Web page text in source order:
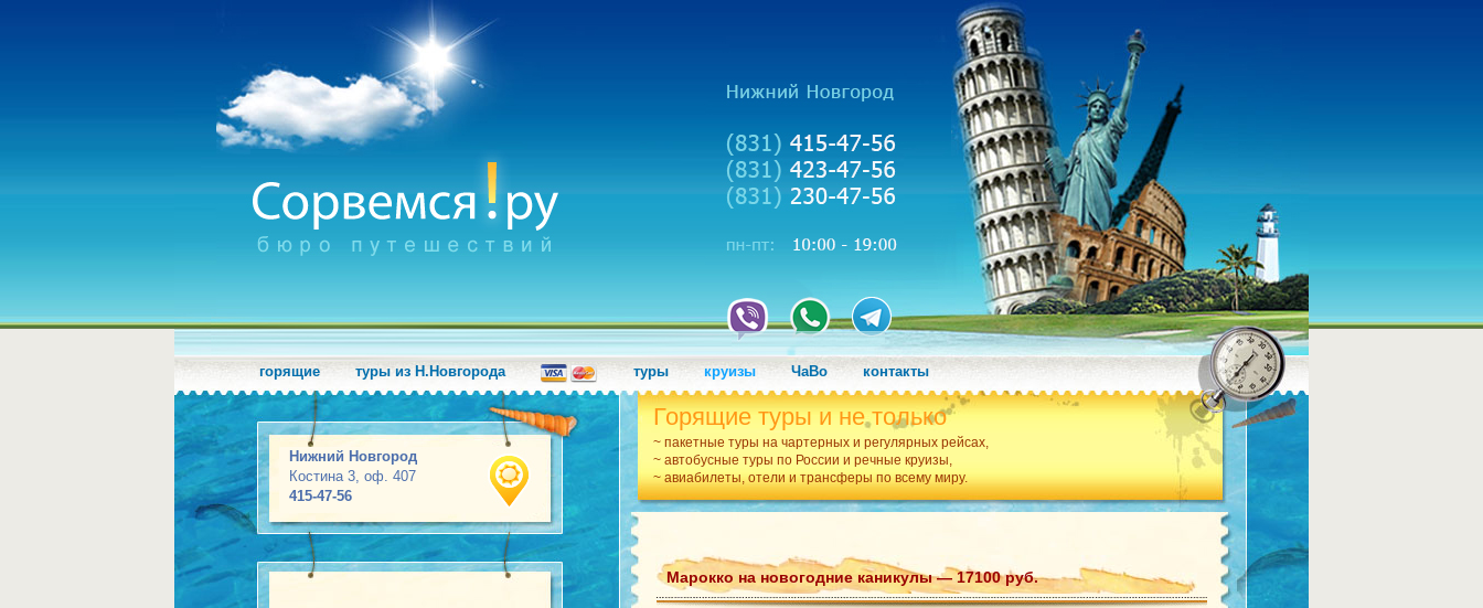
горящие туры из Н.Новгорода туры круизы ЧаВо контакты
Нижний Новгород
Костина 3, оф. 407
415-47-56
Горящие туры и не только
~ пакетные туры на чартерных и регулярных рейсах,
~ автобусные туры по России и речные круизы,
~ авиабилеты, отели и трансферы по всему миру.
Марокко на новогодние каникулы — 17100 руб.